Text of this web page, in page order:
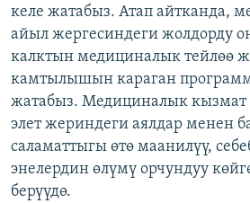
келе жатабыз. Атап айтканда,
айыл жергесиндеги жолдорду
калктын медициналык тейлөө
камтылышын караган
жатабыз. Медициналык кызмат
элет жериндеги аялдар менен
саламаттыгы өтө маанилүү,
энелердин өлүмү орчундуу
берүүдө.